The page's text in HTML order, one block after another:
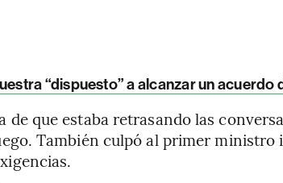
“dispuesto” a alcanzar un acuerdo
de que estaba retrasando las
También culpó al primer ministro